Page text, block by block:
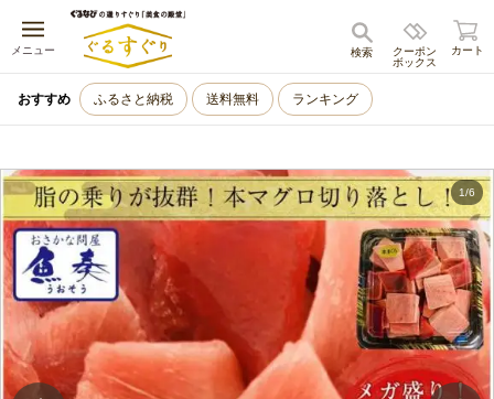
メニュー
キャンセル
クーポン
ボックス
検索 カート
おすすめ ふるさと納税 送料無料 ランキング
1/6